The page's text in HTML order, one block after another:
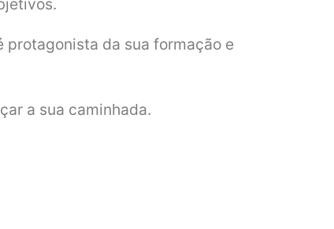
protagonista da sua formação e
a sua caminhada.